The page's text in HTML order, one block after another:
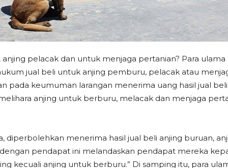
pelacak dan untuk menjaga pertanian? Para
jual beli untuk anjing pemburu, pelacak atau
pada keumuman larangan menerima uang hasil jual
anjing untuk berburu, melacak dan menjaga
diperbolehkan menerima hasil jual beli anjing buruan,
pendapat ini melandaskan pendapat mereka
kecuali anjing untuk berburu.” Di samping itu, para